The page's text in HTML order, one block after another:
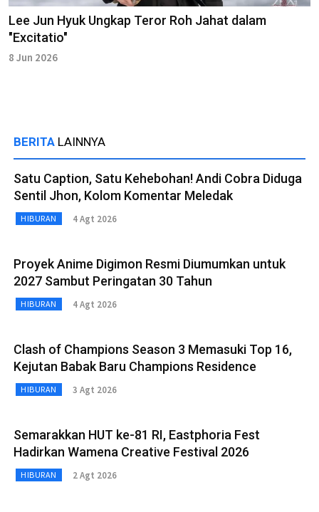
Lee Jun Hyuk Ungkap Teror Roh Jahat dalam
"Excitatio"
8 Jun 2026
BERITA LAINNYA
Satu Caption, Satu Kehebohan! Andi Cobra Diduga
Sentil Jhon, Kolom Komentar Meledak
HIBURAN 4 Agt 2026
Proyek Anime Digimon Resmi Diumumkan untuk
2027 Sambut Peringatan 30 Tahun
HIBURAN 4 Agt 2026
Clash of Champions Season 3 Memasuki Top 16,
Kejutan Babak Baru Champions Residence
HIBURAN 3 Agt 2026
Semarakkan HUT ke-81 RI, Eastphoria Fest
Hadirkan Wamena Creative Festival 2026
HIBURAN 2 Agt 2026